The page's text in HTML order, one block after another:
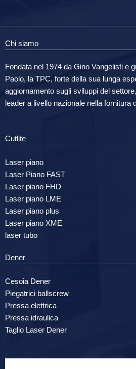
Chi siamo
Fondata nel 1974 da Gino Vangelisti e
Paolo, la TPC, forte della sua lunga
aggiornamento sugli sviluppi del
leader a livello nazionale nella fornitura
Cutlite
Laser piano
Laser Piano FAST
Laser piano FHD
Laser piano LME
Laser piano plus
Laser piano XME
laser tubo
Dener
Cesoia Dener
Piegatrici ballscrew
Pressa elettrica
Pressa idraulica
Taglio Laser Dener